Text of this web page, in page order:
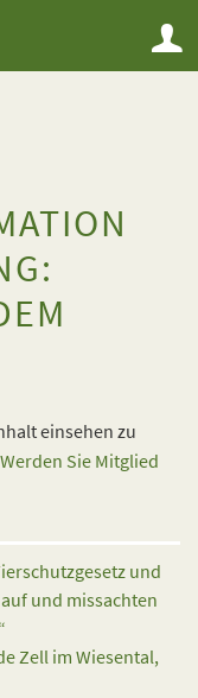
einsehen zu
Werden Sie Mitglied
und
und missachten
Zell im Wiesental,